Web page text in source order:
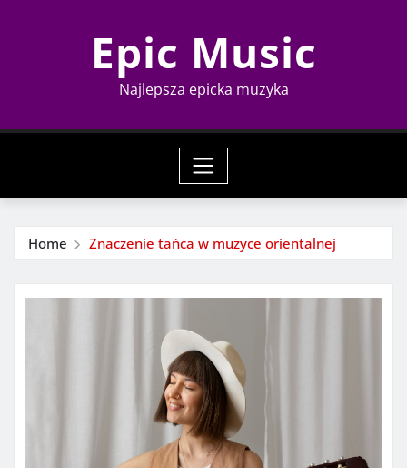
Epic Music
Najlepsza epicka muzyka
Home Znaczenie tańca w muzyce orientalnej